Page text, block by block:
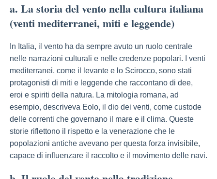
a. La storia del vento nella cultura italiana
(venti mediterranei, miti e leggende)
In Italia, il vento ha da sempre avuto un ruolo centrale
nelle narrazioni culturali e nelle credenze popolari. I venti
mediterranei, come il levante e lo Scirocco, sono stati
protagonisti di miti e leggende che raccontano di dee,
eroi e spiriti della natura. La mitologia romana, ad
esempio, descriveva Eolo, il dio dei venti, come custode
delle correnti che governano il mare e il clima. Queste
storie riflettono il rispetto e la venerazione che le
popolazioni antiche avevano per questa forza invisibile,
capace di influenzare il raccolto e il movimento delle navi.